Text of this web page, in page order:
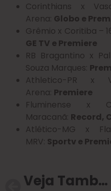
Corinthians x
Arena: Globo e
Grêmio x Coritiba –
GE TV e Premiere
RB Bragantino x
Souza Marques:
Athletico-PR x
Arena: Premiere
Fluminense x
Maracanã: Record,
Atlético-MG x
MRV: Sportv e
Veja Também